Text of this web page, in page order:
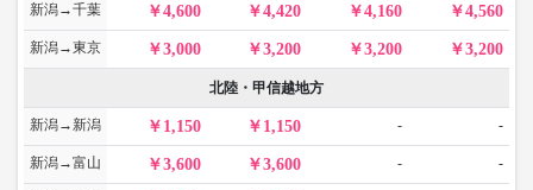
新潟→千葉 4,600 4,420 4,160 4,560
新潟→東京 3,000 3,200 3,200 3,200
北陸・甲信越地方
新潟→新潟 1,150 1,150 - -
新潟→富山 3,600 3,600 - -